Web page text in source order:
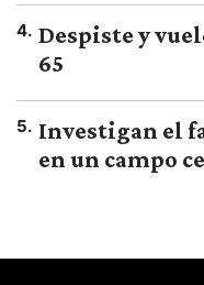
4. Despiste y
65
5. Investigan el
en un campo